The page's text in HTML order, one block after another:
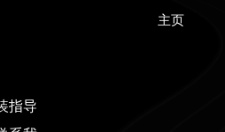
指导
主页